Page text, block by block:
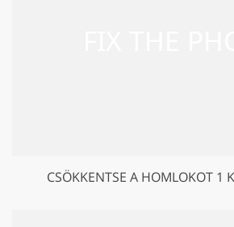
CSÖKKENTSE A HOMLOKOT 1